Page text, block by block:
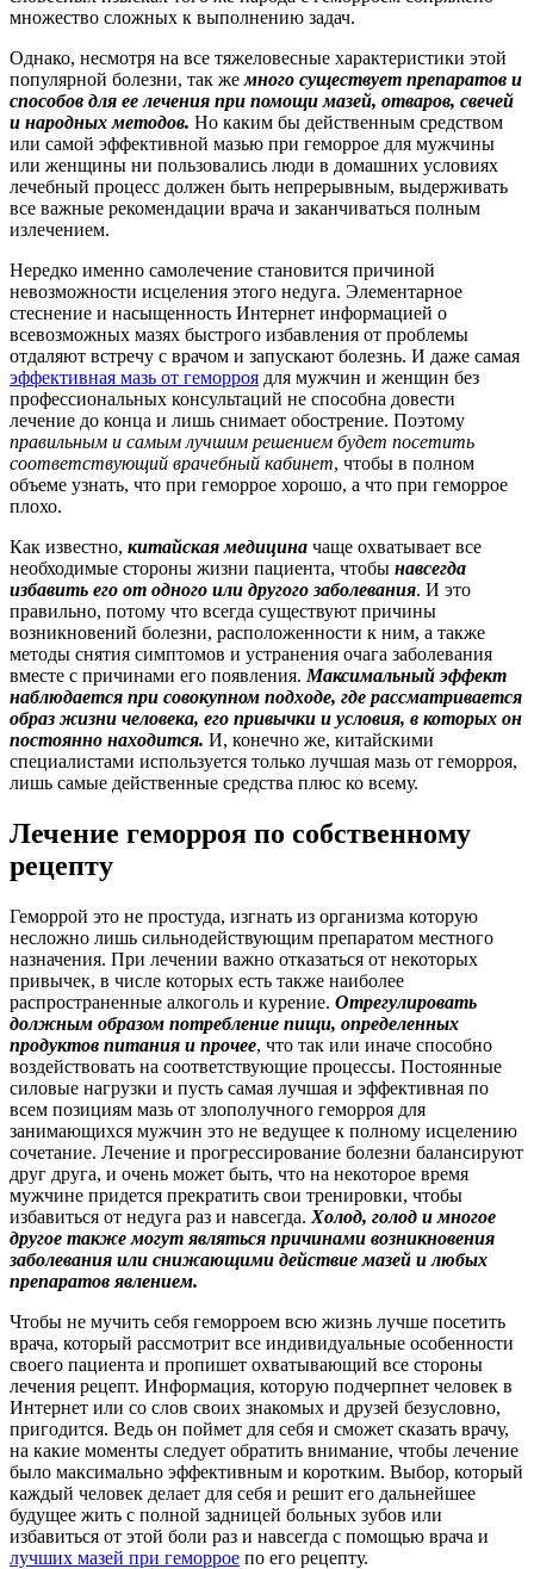
множество сложных к выполнению задач.
Однако, несмотря на все тяжеловесные характеристики этой
популярной болезни, так жемного существует препаратов и
способов для ее лечения при помощи мазей, отваров, свечей
и народных методов. Но каким бы действенным средством
или самой эффективной мазью при геморрое для мужчины
или женщины ни пользовались люди в домашних условиях
лечебный процесс должен быть непрерывным, выдерживать
все важные рекомендации врача и заканчиваться полным
излечением.
Нередко именно самолечение становится причиной
невозможности исцеления этого недуга. Элементарное
стеснение и насыщенность Интернет информацией о
всевозможных мазях быстрого избавления от проблемы
отдаляют встречу с врачом и запускают болезнь. И даже самая
эффективная мазь от геморроя для мужчин и женщин без
профессиональных консультаций не способна довести
лечение до конца и лишь снимает обострение. Поэтому
правильным и самым лучшим решением будет посетить
соответствующий врачебный кабинет, чтобы в полном
объеме узнать, что при геморрое хорошо, а что при геморрое
плохо.
Как известно, китайская медицина чаще охватывает все
необходимые стороны жизни пациента, чтобы навсегда
избавить его от одного или другого заболевания. И это
правильно, потому что всегда существуют причины
возникновений болезни, расположенности к ним, а также
методы снятия симптомов и устранения очага заболевания
вместе с причинами его появления. Максимальный эффект
наблюдается при совокупном подходе, где рассматривается
образ жизни человека, его привычки и условия, в которых он
постоянно находится. И, конечно же, китайскими
специалистами используется только лучшая мазь от геморроя,
лишь самые действенные средства плюс ко всему.
Лечение геморроя по собственному
рецепту
Геморрой это не простуда, изгнать из организма которую
несложно лишь сильнодействующим препаратом местного
назначения. При лечении важно отказаться от некоторых
привычек, в числе которых есть также наиболее
распространенные алкоголь и курение. Отрегулировать
должным образом потребление пищи, определенных
продуктов питания и прочее, что так или иначе способно
воздействовать на соответствующие процессы. Постоянные
силовые нагрузки и пусть самая лучшая и эффективная по
всем позициям мазь от злополучного геморроя для
занимающихся мужчин это не ведущее к полному исцелению
сочетание. Лечение и прогрессирование болезни балансируют
друг друга, и очень может быть, что на некоторое время
мужчине придется прекратить свои тренировки, чтобы
избавиться от недуга раз и навсегда. Холод, голод и многое
другое также могут являться причинами возникновения
заболевания или снижающими действие мазей и любых
препаратов явлением.
Чтобы не мучить себя геморроем всю жизнь лучше посетить
врача, который рассмотрит все индивидуальные особенности
своего пациента и пропишет охватывающий все стороны
лечения рецепт. Информация, которую подчерпнет человек в
Интернет или со слов своих знакомых и друзей безусловно,
пригодится. Ведь он поймет для себя и сможет сказать врачу,
на какие моменты следует обратить внимание, чтобы лечение
было максимально эффективным и коротким. Выбор, который
каждый человек делает для себя и решит его дальнейшее
будущее жить с полной задницей больных зубов или
избавиться от этой боли раз и навсегда с помощью врача и
лучших мазей при геморрое по его рецепту.